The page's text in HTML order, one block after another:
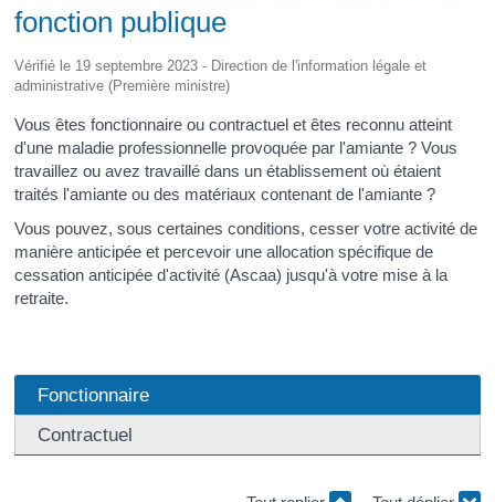
fonction publique
Vérifié le 19 septembre 2023 - Direction de l'information légale et
administrative (Première ministre)
Vous êtes fonctionnaire ou contractuel et êtes reconnu atteint
d'une maladie professionnelle provoquée par l'amiante ? Vous
travaillez ou avez travaillé dans un établissement où étaient
traités l'amiante ou des matériaux contenant de l'amiante ?
Vous pouvez, sous certaines conditions, cesser votre activité de
manière anticipée et percevoir une allocation spécifique de
cessation anticipée d'activité (Ascaa) jusqu'à votre mise à la
retraite.
Fonctionnaire
Contractuel